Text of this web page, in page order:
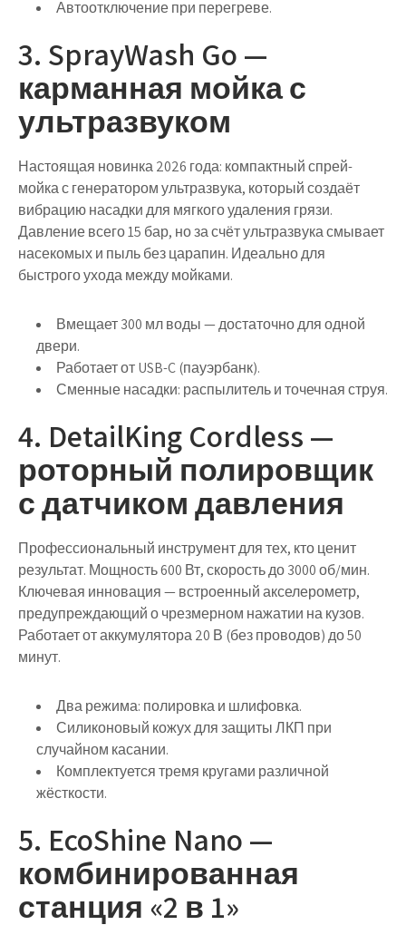
Автоотключение при перегреве.
3. SprayWash Go —
карманная мойка с
ультразвуком
Настоящая новинка 2026 года: компактный спрей-
мойка с генератором ультразвука, который создаёт
вибрацию насадки для мягкого удаления грязи.
Давление всего 15 бар, но за счёт ультразвука смывает
насекомых и пыль без царапин. Идеально для
быстрого уходамежду мойками.
Вмещает 300 мл воды — достаточно для одной
двери.
Работает от USB-C (пауэрбанк).
Сменные насадки: распылитель и точечная струя.
4. DetailKing Cordless —
роторный полировщик
с датчиком давления
Профессиональный инструмент для тех, кто ценит
результат. Мощность 600 Вт, скорость до 3000 об/мин.
Ключевая инновация— встроенный акселерометр,
предупреждающий о чрезмерном нажатии на кузов.
Работает от аккумулятора 20 В (без проводов) до 50
минут.
Два режима: полировка и шлифовка.
Силиконовый кожух для защиты ЛКП при
случайном касании.
Комплектуется тремя кругами различной
жёсткости.
5. EcoShine Nano —
комбинированная
станция «2 в 1»